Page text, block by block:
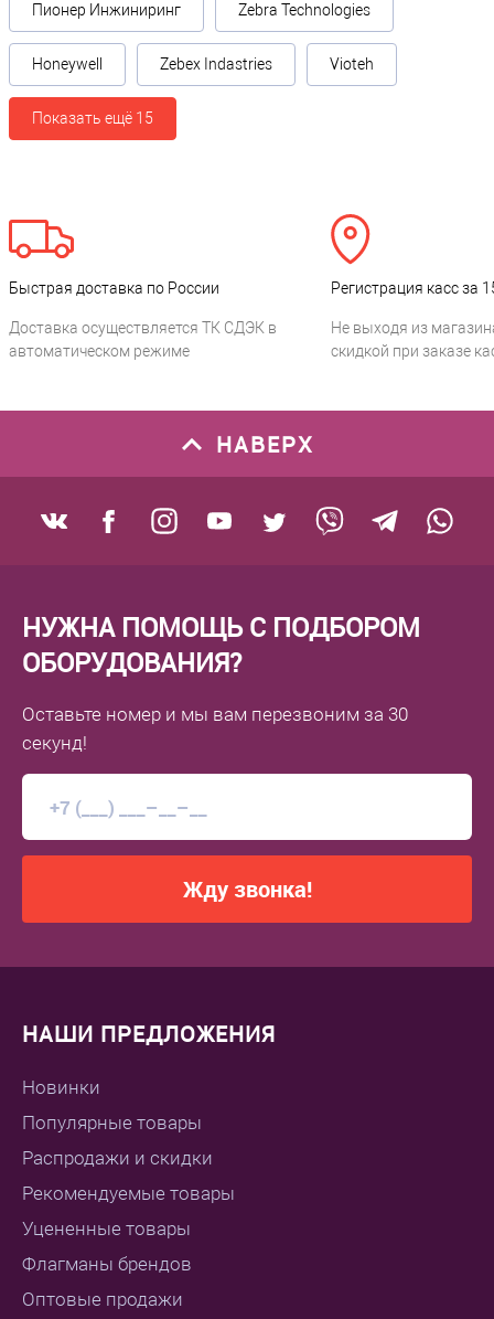
Пионер Инжиниринг Zebra Technologies
Honeywell Zebex Indastries Vioteh
Показать ещё 15
Быстрая доставка по России
Доставка осуществляется ТК СДЭК в
автоматическом режиме
Регистрация касс за
Не выходя из
скидкой при заказе
НАВЕРХ
НУЖНА ПОМОЩЬ С ПОДБОРОМ
ОБОРУДОВАНИЯ?
Оставьте номер и мы вам перезвоним за 30
секунд!
Жду звонка!
НАШИ ПРЕДЛОЖЕНИЯ
Новинки
Популярные товары
Распродажи и скидки
Рекомендуемые товары
Уцененные товары
Флагманы брендов
Оптовые продажи